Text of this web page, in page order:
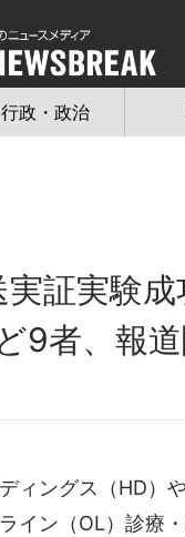
行政・政治
実証実験
9者、報
ィングス（HD）
イン（OL）診療